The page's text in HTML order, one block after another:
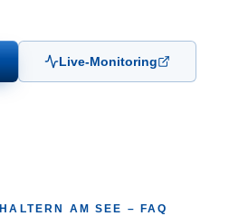
Live-Monitoring
HALTERN AM SEE – FAQ